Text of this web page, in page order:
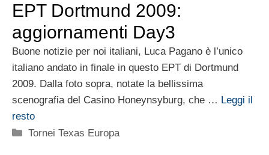
EPT Dortmund 2009:
aggiornamenti Day3
Buone notizie per noi italiani, Luca Pagano è l’unico
italiano andato in finale in questo EPT di Dortmund
2009. Dalla foto sopra, notate la bellissima
scenografia del Casino Honeynsyburg, che … Leggi il
resto
Categorie
Tornei Texas Europa